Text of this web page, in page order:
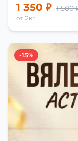
1 350 ₽ 1 500
от 2кг
-15%